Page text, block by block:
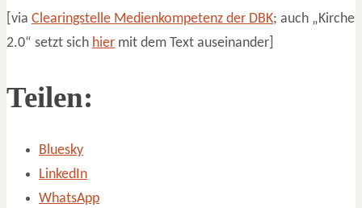
[via Clearingstelle Medienkompetenz der DBK; auch „Kirche
2.0“ setzt sich hier mit dem Text auseinander]
Teilen:
Bluesky
LinkedIn
WhatsApp